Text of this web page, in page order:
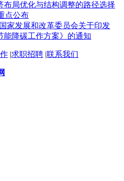
布局优化与结构调整的路径选择
点公布
家发展和改革委员会关于印发
能降碳工作方案》的通知
|求职招聘 |联系我们